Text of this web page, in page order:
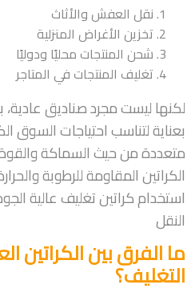
نقل العفش والأثاث
تخزين الأغراض المنزلية
شحن المنتجات محليًا ودوليًا
تغليف المنتجات في المتاجر
لكنها ليست مجرد صناديق
بعناية لتناسب احتياجات السوق
متعددة من حيث السماكة
الكراتين المقاومة للرطوبة
استخدام كراتين تغليف عالية
النقل
ما الفرق بين الكراتين
التغليف؟